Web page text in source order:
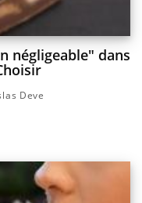
négligeable" dans
Deve